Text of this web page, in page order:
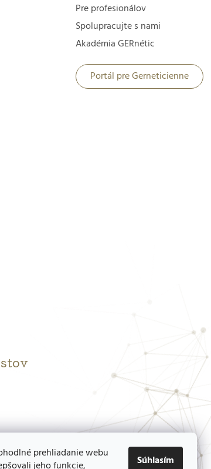
prehliadanie webu
Súhlasím
Pre profesionálov
Spolupracujte s nami
Akadémia GERnétic
Portál pre Gerneticienne